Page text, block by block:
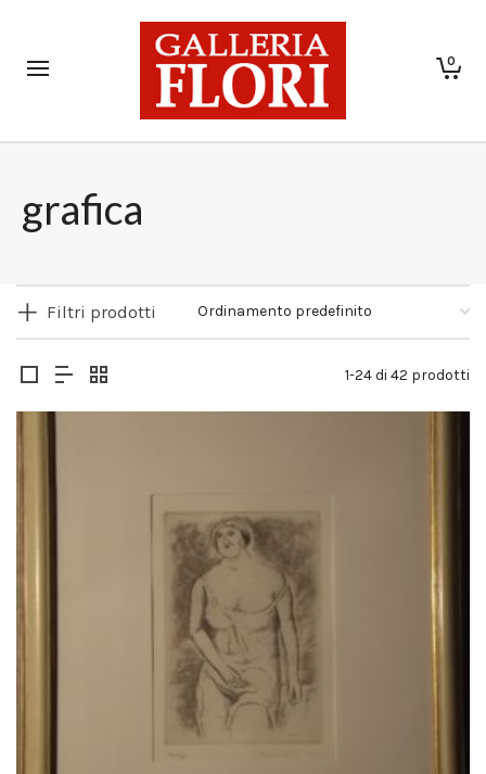
0
grafica
Filtri prodotti
1-24 di 42 prodotti